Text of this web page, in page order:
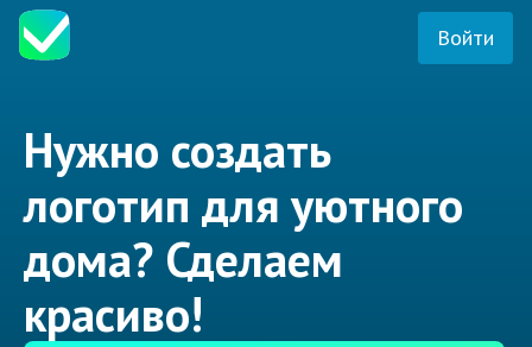
Войти
Нужно создать
логотип для уютного
дома? Сделаем
красиво!